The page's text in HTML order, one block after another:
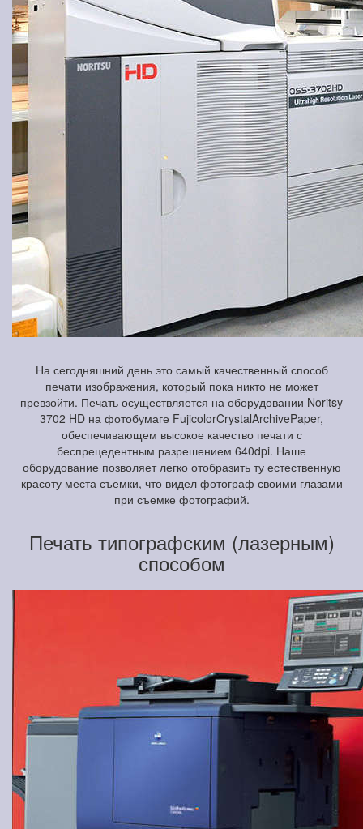
На сегодняшний день это самый качественный способ
печати изображения, который пока никто не может
превзойти. Печать осуществляется на оборудовании Noritsy
3702 HD на фотобумаге FujicolorCrystalArchivePaper,
обеспечивающем высокое качество печати с
беспрецедентным разрешением 640dpi. Наше
оборудование позволяет легко отобразить ту естественную
красоту места съемки, что видел фотограф своими глазами
при съемке фотографий.
Печать типографским (лазерным)
способом